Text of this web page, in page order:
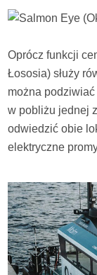
Oprócz funkcji
Łososia) służy
można
w pobliżu jednej
odwiedzić obie
elektryczne